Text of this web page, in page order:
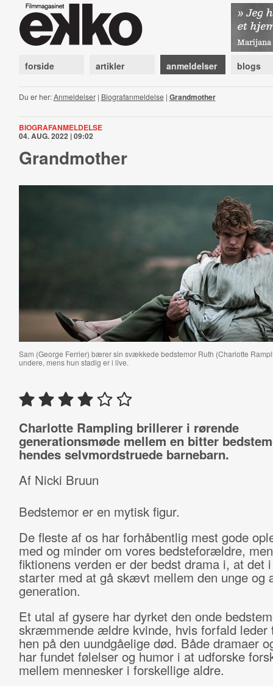
forside artikler anmeldelser blogs
Du er her:Anmeldelser| Biografanmeldelse | Grandmother
BIOGRAFANMELDELSE
04. AUG. 2022 | 09:02
Grandmother
Sam (George Ferrier) bærer sin svækkede bedstemor Ruth (Charlotte
undere, mens hun stadig er i live.
Charlotte Rampling brillerer i rørende
generationsmøde mellem en bitter
hendes selvmordstruede barnebarn.
Af Nicki Bruun
Bedstemor er en mytisk figur.
De fleste af os har forhåbentlig mest gode
med og minder om vores bedsteforældre,
fiktionens verden er der bedst drama i, at det
starter med at gå skævt mellem den unge og
generation.
Et utal af gysere har dyrket den onde
skræmmende ældre kvinde, hvis forfald leder
hen på den uundgåelige død. Både dramaer
har fundet følelser og humor i at udforske
mellem mennesker i forskellige aldre.